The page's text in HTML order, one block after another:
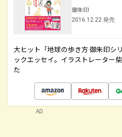
御朱印
2016.12.22 発売
大ヒット「地球の歩き方 御朱印シ
ックエッセイ。イラストレーター
た
AD